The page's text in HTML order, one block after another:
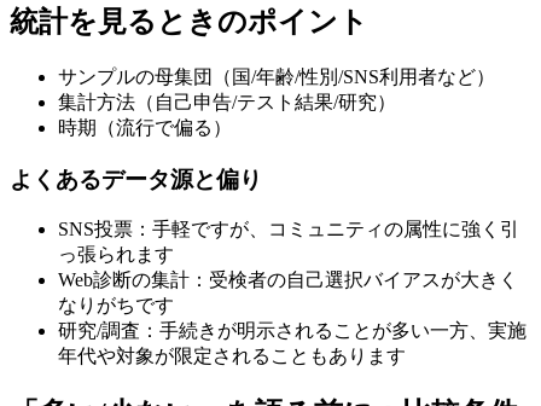
統計を見るときのポイント
サンプルの母集団（国/年齢/性別/SNS利用者など）
集計方法（自己申告/テスト結果/研究）
時期（流行で偏る）
よくあるデータ源と偏り
SNS投票：手軽ですが、コミュニティの属性に強く引
っ張られます
Web診断の集計：受検者の自己選択バイアスが大きく
なりがちです
研究/調査：手続きが明示されることが多い一方、実施
年代や対象が限定されることもあります